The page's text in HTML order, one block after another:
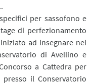
per sassofono e
di perfezionamento
ad insegnare nei
di Avellino e
a Cattedra per
il Conservatorio